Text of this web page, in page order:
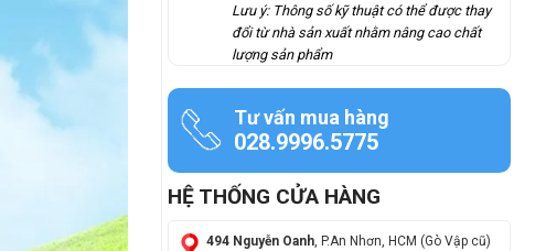
Lưu ý: Thông số kỹ thuật có thể được thay
đổi từ nhà sản xuất nhằm nâng cao chất
lượng sản phẩm
Tư vấn mua hàng
028.9996.5775
HỆ THỐNG CỬA HÀNG
494 Nguyễn Oanh, P.An Nhơn, HCM (Gò Vập cũ)